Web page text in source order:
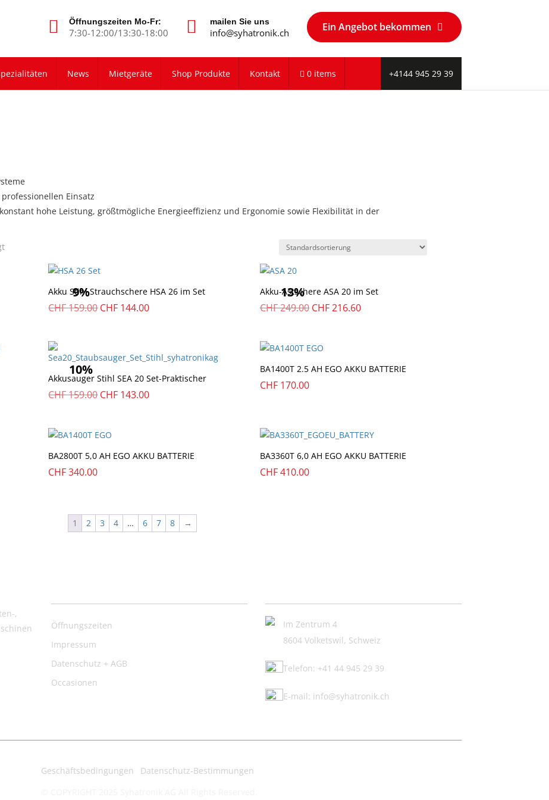
Öffnungszeiten Mo-Fr:
7:30-12:00/13:30-18:00
mailen Sie uns
info@syhatronik.ch Ein Angebot bekommen
News Mietgeräte Shop Produkte Kontakt +4144 945 29 39
0 items
Einsatz
hohe Leistung, größtmögliche Energieeffizienz und Ergonomie sowie Flexibilität in der
9%
Akku Stihl Strauchschere HSA 26 im Set
CHF159.00 Ursprünglicher
159.00
CHF 144.00Aktueller
144.00.
13%
Akku-Astschere ASA 20 im Set
CHF249.00 Ursprünglicher
CHF
CHF216.60Aktueller
10%
Akkusauger Stihl SEA 20 Set-Praktischer
CHF159.00 Ursprünglicher
CHF
CHF 143.00Aktueller
BA1400T 2.5 AH EGO AKKU BATTERIE
CHF 170.00
BA2800T 5,0 AH EGO AKKU BATTERIE
CHF340.00
BA3360T 6,0 AH EGO AKKU BATTERIE
CHF410.00
1 2 3 4 … 6 7 8 →
,
Öffnungszeiten
Impressum
Datenschutz + AGB
Occasionen
Im Zentrum 4
8604 Volketswil, Schweiz
Telefon: +41 44 945 29 39
E-mail: info@syhatronik.ch
Geschäftsbedingungen
Datenschutz-Bestimmungen